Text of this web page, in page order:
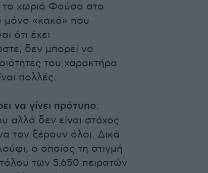
το χωριό Φούσα στο
μόνο «κακό» που
ότι έχει
δεν μπορεί να
του χαρακτήρα
πολλές.
να γίνει πρότυπο.
αλλά δεν είναι στόχος
τον ξέρουν όλοι. Δικά
ο οποίος τη στιγμή
των 5.650 πειρατών